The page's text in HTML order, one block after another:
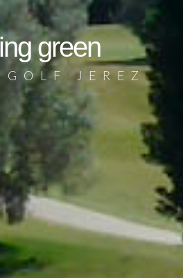
green
GOLF JEREZ